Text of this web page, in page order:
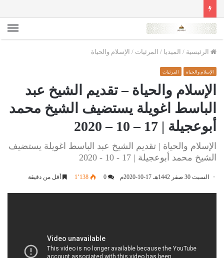
الرئيسية / الميديا / المرئيات / الإسلام والحياة
الإسلام والحياة المرئيات
الإسلام والحياة – تقديم الشيخ عبد
الباسط اغويلة يستضيف الشيخ محمد
أبوعجيلة | 17 – 10 – 2020
الإسلام والحياة | تقديم الشيخ عبد الباسط اغويلة يستضيف
الشيخ محمد أبوعجيلة | 17 - 10 - 2020
السبت 30 صفر 1442هـ 17-10-2020م 0 1٬138 أقل من دقيقة